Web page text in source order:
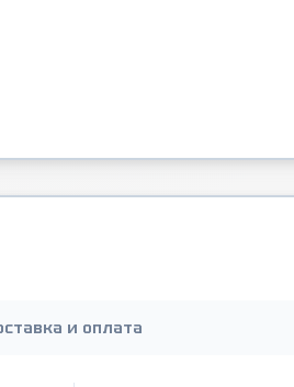
и оплата